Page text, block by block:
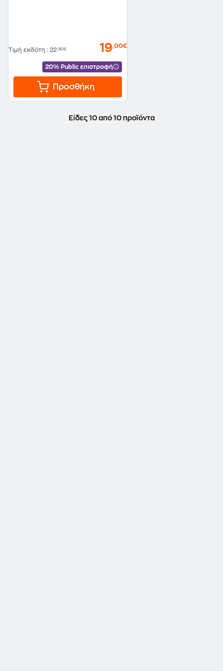
Τιμή εκδότη : 22,90€ 19,00€
20% Public επιστροφή
Προσθήκη
Είδες 10 από 10 προϊόντα